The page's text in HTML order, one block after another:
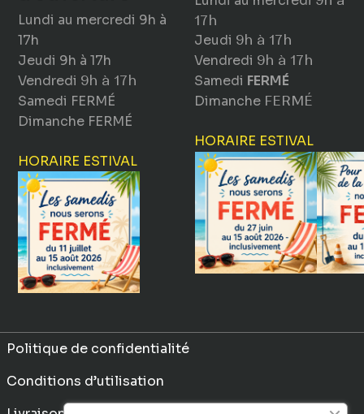
Lundi au mercredi 9h à
17h
Jeudi 9h à 17h
Vendredi 9h à 17h
Samedi FERMÉ
Dimanche FERMÉ
HORAIRE ESTIVAL
17h
Jeudi 9h à 17h
Vendredi 9h à 17h
Samedi FERMÉ
Dimanche FERMÉ
HORAIRE ESTIVAL
Politique de confidentialité
Conditions d’utilisation